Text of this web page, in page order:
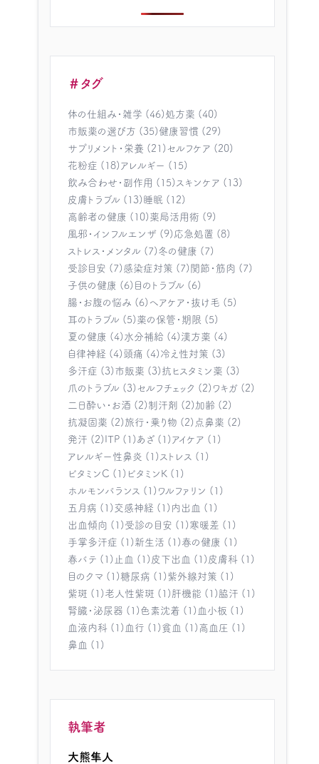
＃タグ
体の仕組み・雑学 (46) 処方薬 (40)
市販薬の選び方 (35) 健康習慣 (29)
サプリメント・栄養 (21) セルフケア (20)
花粉症 (18) アレルギー (15)
飲み合わせ・副作用 (15) スキンケア (13)
皮膚トラブル (13) 睡眠 (12)
高齢者の健康 (10) 薬局活用術 (9)
風邪・インフルエンザ (9) 応急処置 (8)
ストレス・メンタル (7) 冬の健康 (7)
受診目安 (7) 感染症対策 (7) 関節・筋肉 (7)
子供の健康 (6) 目のトラブル (6)
腸・お腹の悩み (6) ヘアケア・抜け毛 (5)
耳のトラブル (5) 薬の保管・期限 (5)
夏の健康 (4) 水分補給 (4) 漢方薬 (4)
自律神経 (4) 頭痛 (4) 冷え性対策 (3)
多汗症 (3) 市販薬 (3) 抗ヒスタミン薬 (3)
爪のトラブル (3) セルフチェック (2) ワキガ (2)
二日酔い・お酒 (2) 制汗剤 (2) 加齢 (2)
抗凝固薬 (2) 旅行・乗り物 (2) 点鼻薬 (2)
発汗 (2) ITP (1) あざ (1) アイケア (1)
アレルギー性鼻炎 (1) ストレス (1)
ビタミンC (1) ビタミンK (1)
ホルモンバランス (1) ワルファリン (1)
五月病 (1) 交感神経 (1) 内出血 (1)
出血傾向 (1) 受診の目安 (1) 寒暖差 (1)
手掌多汗症 (1) 新生活 (1) 春の健康 (1)
春バテ (1) 止血 (1) 皮下出血 (1) 皮膚科 (1)
目のクマ (1)糖尿病 (1) 紫外線対策 (1)
紫斑 (1) 老人性紫斑 (1) 肝機能 (1) 脇汗 (1)
腎臓・泌尿器 (1) 色素沈着 (1) 血小板 (1)
血液内科 (1) 血行 (1) 貧血 (1) 高血圧 (1)
鼻血 (1)
執筆者
大熊隼人